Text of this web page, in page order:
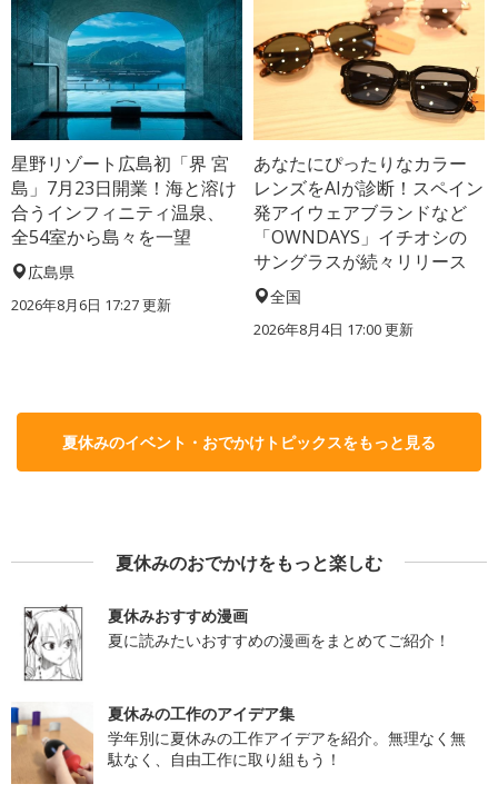
星野リゾート広島初「界 宮
島」7月23日開業！海と溶け
合うインフィニティ温泉、
全54室から島々を一望
広島県
2026年8月6日 17:27更新
あなたにぴったりなカラー
レンズをAIが診断！スペイン
発アイウェアブランドなど
「OWNDAYS」イチオシの
サングラスが続々リリース
全国
2026年8月4日 17:00更新
夏休みのイベント・おでかけトピックスをもっと見る
夏休みのおでかけをもっと楽しむ
夏休みおすすめ漫画
夏に読みたいおすすめの漫画をまとめてご紹介！
夏休みの工作のアイデア集
学年別に夏休みの工作アイデアを紹介。無理なく無
駄なく、自由工作に取り組もう！